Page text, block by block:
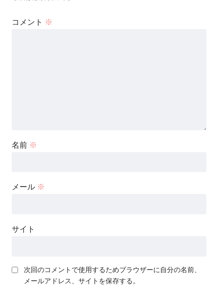
コメント ※
名前 ※
メール ※
サイト
次回のコメントで使用するためブラウザーに自分の名前、
メールアドレス、サイトを保存する。